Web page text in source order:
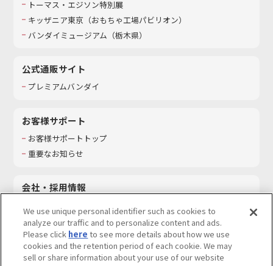
トーマス・エジソン特別展
キッザニア東京（おもちゃ工場パビリオン）​
バンダイミュージアム（栃木県）
公式通販サイト
プレミアムバンダイ
お客様サポート
お客様サポートトップ
重要なお知らせ
会社・採用情報
採用情報
サステナビリティ
お問い合わせ
We use unique personal identifier such as cookies to
analyze our traffic and to personalize content and ads.
Please click here to see more details about how we use
cookies and the retention period of each cookie. We may
sell or share information about your use of our website